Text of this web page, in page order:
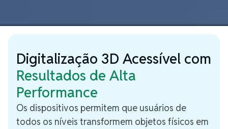
Digitalização 3D Acessível com
Resultados de Alta
Performance
Os dispositivos permitem que usuários de
todos os níveis transformem objetos físicos em